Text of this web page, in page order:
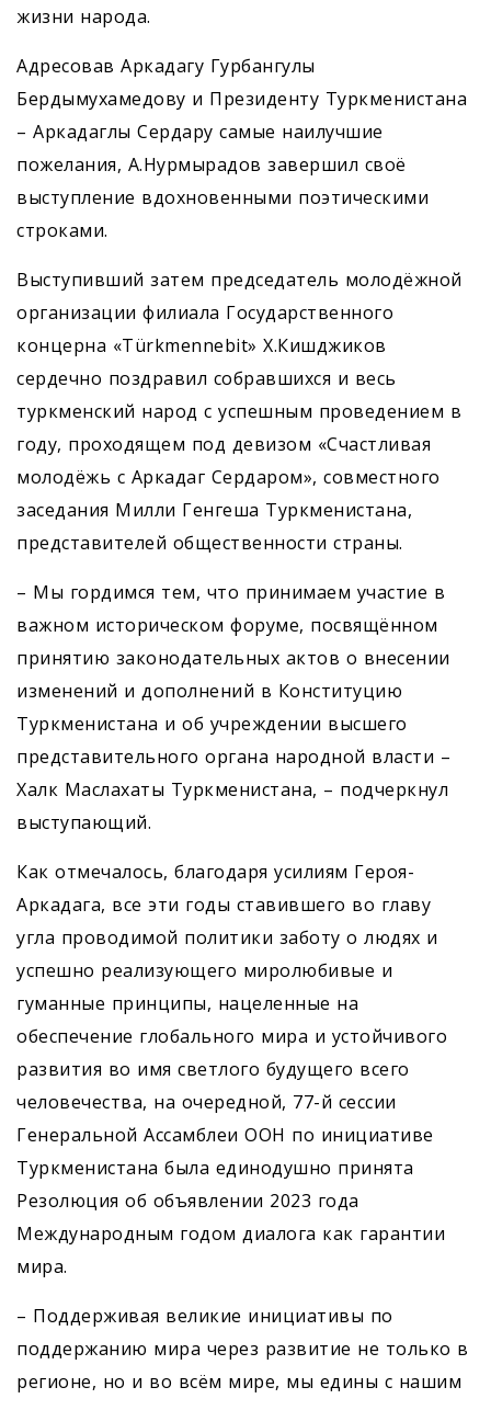
жизни народа.
Адресовав Аркадагу Гурбангулы
Бердымухамедову и Президенту Туркменистана
– Аркадаглы Сердару самые наилучшие
пожелания, А.Нурмырадов завершил своё
выступление вдохновенными поэтическими
строками.
Выступивший затем председатель молодёжной
организации филиала Государственного
концерна «Türkmennebit» Х.Кишджиков
сердечно поздравил собравшихся и весь
туркменский народ с успешным проведением в
году, проходящем под девизом «Счастливая
молодёжь с Аркадаг Сердаром», совместного
заседания Милли Генгеша Туркменистана,
представителей общественности страны.
– Мы гордимся тем, что принимаем участие в
важном историческом форуме, посвящённом
принятию законодательных актов о внесении
изменений и дополнений в Конституцию
Туркменистана и об учреждении высшего
представительного органа народной власти –
Халк Маслахаты Туркменистана, – подчеркнул
выступающий.
Как отмечалось, благодаря усилиям Героя-
Аркадага, все эти годы ставившего во главу
угла проводимой политики заботу о людях и
успешно реализующего миролюбивые и
гуманные принципы, нацеленные на
обеспечение глобального мира и устойчивого
развития во имя светлого будущего всего
человечества, на очередной, 77-й сессии
Генеральной Ассамблеи ООН по инициативе
Туркменистана была единодушно принята
Резолюция об объявлении 2023 года
Международным годом диалога как гарантии
мира.
– Поддерживая великие инициа­тивы по
поддержанию мира через развитие не только в
регионе, но и во всём мире, мы едины с нашим